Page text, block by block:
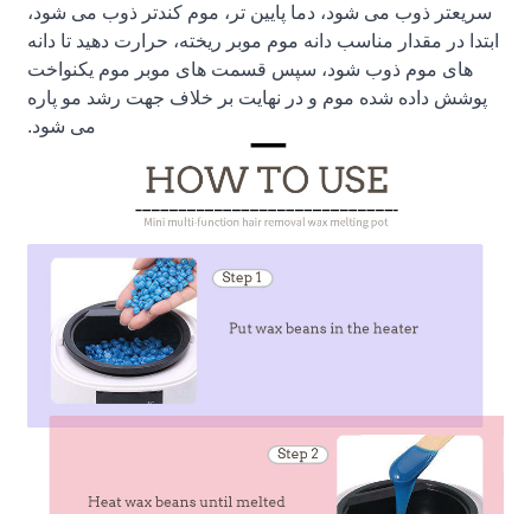
سریعتر ذوب می شود، دما پایین تر، موم کندتر ذوب می شود،
ابتدا در مقدار مناسب دانه موم موبر ریخته، حرارت دهید تا دانه
های موم ذوب شود، سپس قسمت های موبر موم یکنواخت
پوشش داده شده موم و در نهایت بر خلاف جهت رشد مو پاره
می شود.